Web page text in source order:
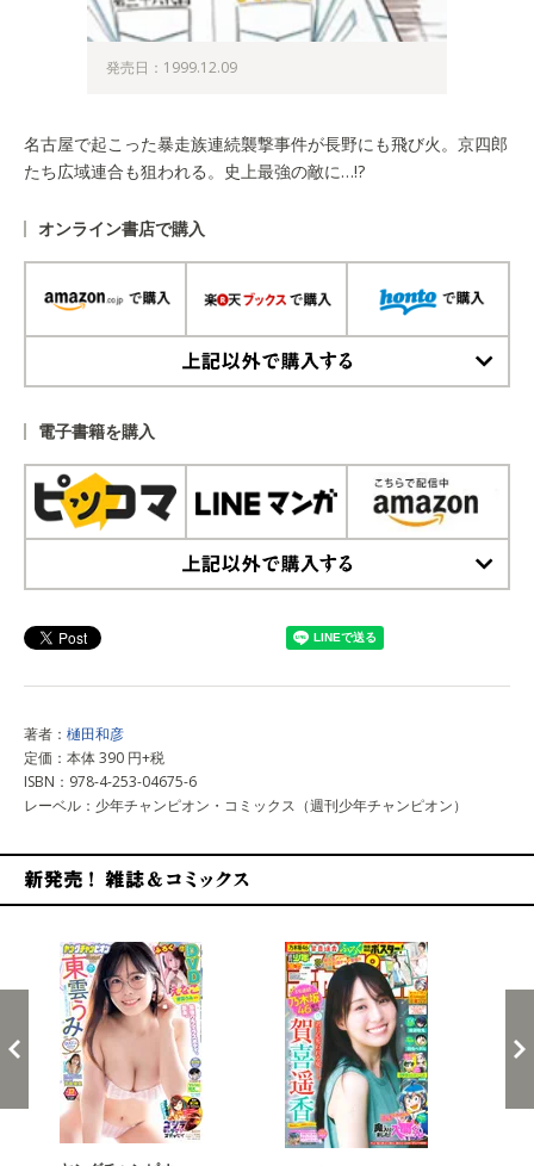
発売日：1999.12.09
名古屋で起こった暴走族連続襲撃事件が長野にも飛び火。京四郎
たち広域連合も狙われる。史上最強の敵に…!?
オンライン書店で購入
電子書籍を購入
著者： 樋田和彦
定価：本体 390 円+税
ISBN：978-4-253-04675-6
レーベル：少年チャンピオン・コミックス（週刊少年チャンピオン）